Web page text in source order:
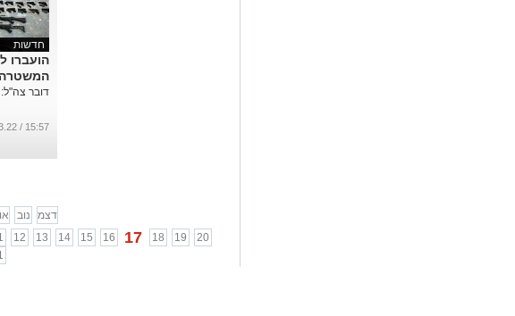
חדשות
הועברו
המשטרה
דובר
15:57 / 17.03.22
נוב
דצמ
12 13 14 15 16 17 18 19
20